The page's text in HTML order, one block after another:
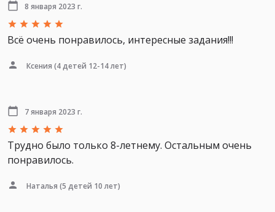
8 января 2023 г.
Всё очень понравилось, интересные задания!!!
Ксения (4 детей 12-14 лет)
7 января 2023 г.
Трудно было только 8-летнему. Остальным очень
понравилось.
Наталья (5 детей 10 лет)